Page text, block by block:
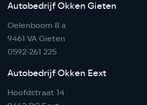
Autobedrijf Okken Gieten
Oelenboom 8 a
9461 VA Gieten
0592-261 225
Autobedrijf Okken Eext
Hoofdstraat 14